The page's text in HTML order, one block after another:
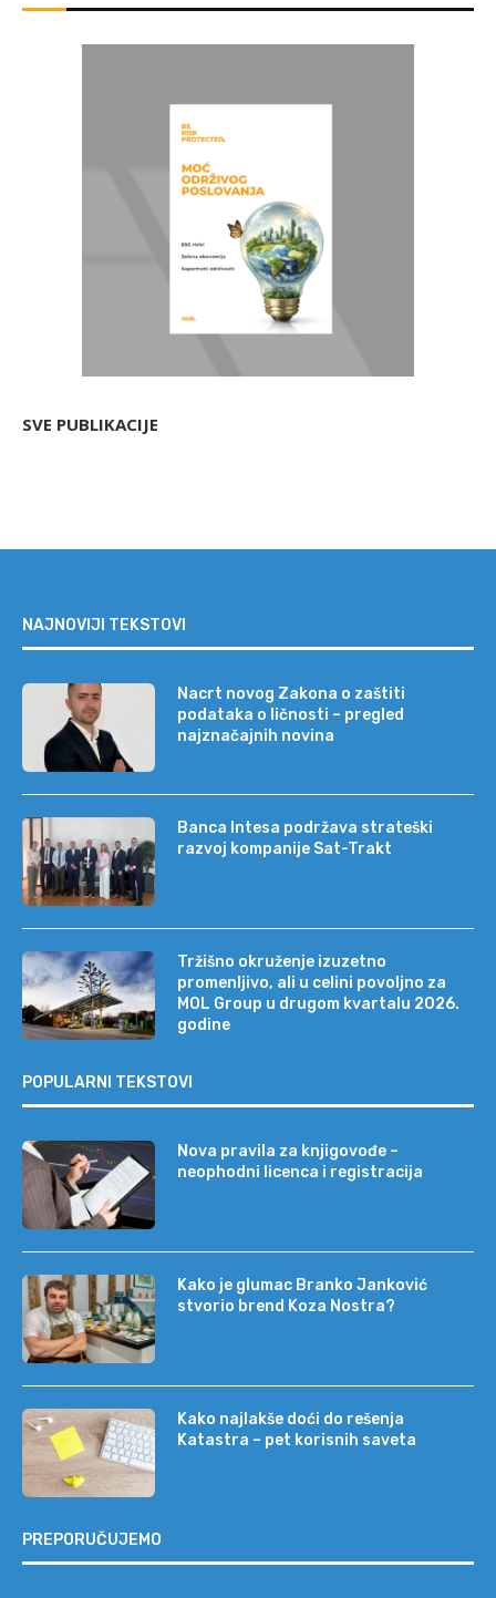
SVE PUBLIKACIJE
NAJNOVIJI TEKSTOVI
Nacrt novog Zakona o zaštiti
podataka o ličnosti – pregled
najznačajnih novina
Banca Intesa podržava strateški
razvoj kompanije Sat-Trakt
Tržišno okruženje izuzetno
promenljivo, ali u celini povoljno za
MOL Group u drugom kvartalu 2026.
godine
POPULARNI TEKSTOVI
Nova pravila za knjigovođe –
neophodni licenca i registracija
Kako je glumac Branko Janković
stvorio brend Koza Nostra?
Kako najlakše doći do rešenja
Katastra – pet korisnih saveta
PREPORUČUJEMO